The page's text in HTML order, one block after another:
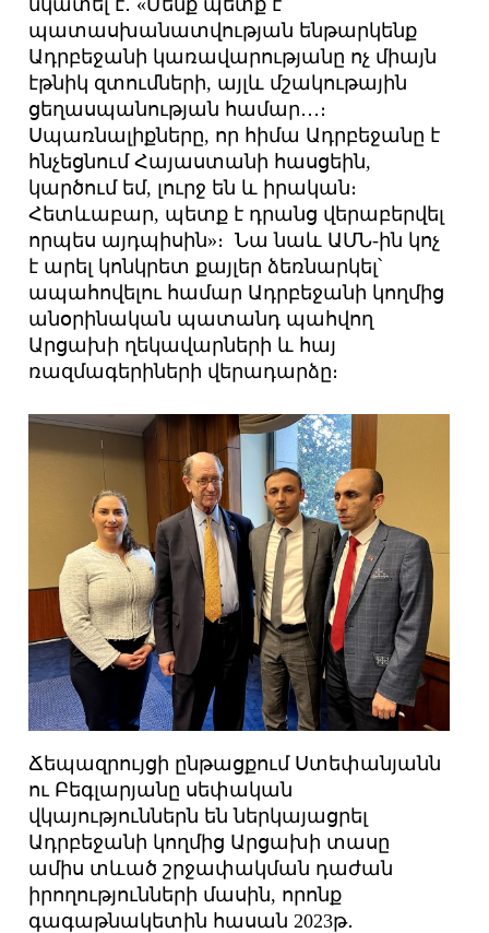
նկատել է․ «Մենք պետք է
պատասխանատվության ենթարկենք
Ադրբեջանի կառավարությանը ոչ միայն
էթնիկ զտումների, այլև մշակութային
ցեղասպանության համար․․․։
Սպառնալիքները, որ հիմա Ադրբեջանը է
հնչեցնում Հայաստանի հասցեին,
կարծում եմ, լուրջ են և իրական։
Հետևաբար, պետք է դրանց վերաբերվել
որպես այդպիսին»։ Նա նաև ԱՄՆ-ին կոչ
է արել կոնկրետ քայլեր ձեռնարկել՝
ապահովելու համար Ադրբեջանի կողմից
անօրինական պատանդ պահվող
Արցախի ղեկավարների և հայ
ռազմագերիների վերադարձը։
Ճեպազրույցի ընթացքում Ստեփանյանն
ու Բեգլարյանը սեփական
վկայություններն են ներկայացրել
Ադրբեջանի կողմից Արցախի տասը
ամիս տևած շրջափակման դաժան
իրողությունների մասին, որոնք
գագաթնակետին հասան 2023թ․